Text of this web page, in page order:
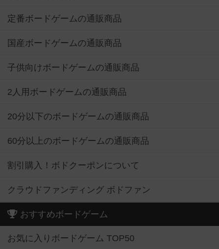
定番ボードゲームの通販商品
国産ボードゲームの通販商品
子供向けボードゲームの通販商品
2人用ボードゲームの通販商品
20分以下のボードゲームの通販商品
60分以上のボードゲームの通販商品
割引購入！ボドクーポンについて
クラウドファンディング ボドファン
おすすめボードゲーム
お気に入りボードゲーム TOP50